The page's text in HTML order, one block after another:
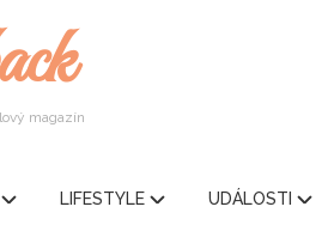
magazín
LIFESTYLE UDÁLOSTI